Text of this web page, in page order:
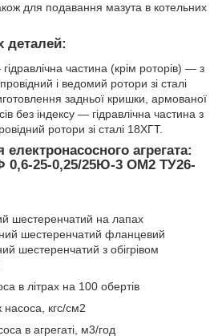
для подавання мазута в котельних
деталей:
частина (крім роторів) — з
і ведомий ротори зі сталі
задньої кришки, армованої
без індексу — гідравлічна частина з
ротори зі сталі 18ХГТ.
агрегата:
25-0,25/25Ю-3 ОМ2 ТУ26-
на лапах
шестеренчатий фланцевий
шестеренчатий з обігрівом
в літрах на 100 обертів
кгс/см2
в агрегаті, м3/год